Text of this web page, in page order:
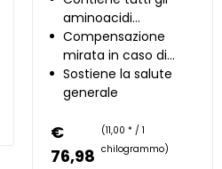
aminoacidi
essenziali
Compensazione
mirata in caso di
carenza di proteine
Sostiene la salute
generale
€
76,98
(11,00 * / 1
chilogrammo)